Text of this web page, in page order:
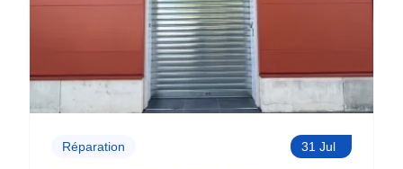
Réparation 31 Jul